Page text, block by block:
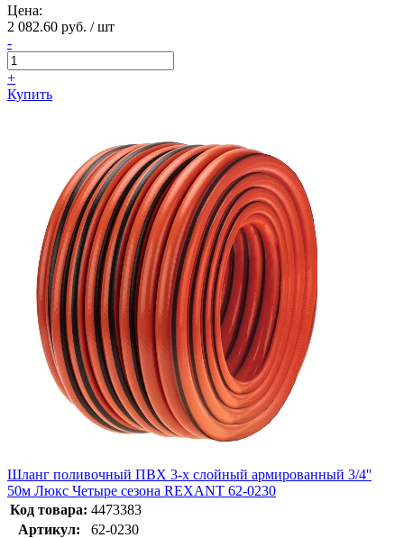
Цена:
2 082.60 руб. / шт
-
+
Купить
Шланг поливочный ПВХ 3-х слойный армированный 3/4''
50м Люкс Четыре сезона REXANT 62-0230
Код товара: 4473383
Артикул:
62-0230